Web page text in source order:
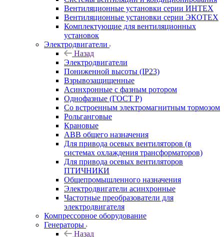
Вентиляционные установки серии ИНТЕХ
Вентиляционные установки серии ЭКОТЕХ
Комплектующие для вентиляционных
установок
Электродвигатели
Назад
Электродвигатели
Пониженной высоты (IP23)
Взрывозащищенные
Асинхронные с фазным ротором
Однофазные (ГОСТ Р)
Со встроенным электромагнитным тормозом
Рольганговые
Крановые
АВВ общего назначения
Для привода осевых вентиляторов (в
системах охлаждения трансформаторов)
Для привода осевых вентиляторов
ПТИЧНИКИ
Общепромышленного назначения
Электродвигатели асинхронные
Частотные преобразователи для
электродвигателя
Компрессорное оборудование
Генераторы
Назад